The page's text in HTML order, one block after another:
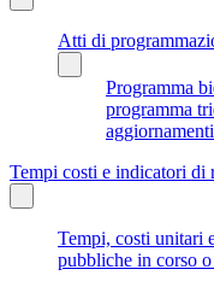
Atti di
Programma
programma
Tempi costi e indicatori di
Tempi, costi unitari
pubbliche in corso